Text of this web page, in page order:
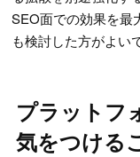
SEO面での効果を最
も検討した方がよい
プラットフ
気をつける